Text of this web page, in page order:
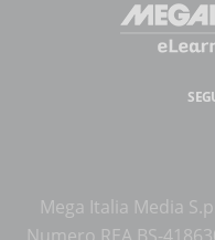
Mega Italia Media